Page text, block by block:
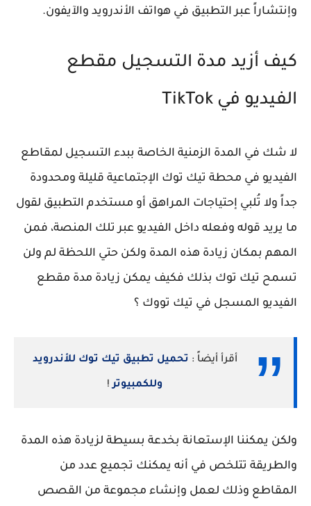
وإنتشاراً عبر التطبيق في هواتف الأندرويد والآيفون.
كيف أزيد مدة التسجيل مقطع
الفيديو في TikTok
لا شك في المدة الزمنية الخاصة ببدء التسجيل لمقاطع
الفيديو في محطة تيك توك الإجتماعية قليلة ومحدودة
جداً ولا تُلبي إحتياجات المراهق أو مستخدم التطبيق لقول
ما يريد قوله وفعله داخل الفيديو عبر تلك المنصة، فمن
المهم بمكان زيادة هذه المدة ولكن حتي اللحظة لم ولن
تسمح تيك توك بذلك فكيف يمكن زيادة مدة مقطع
الفيديو المسجل في تيك تووك ؟
أقرأ أيضاً : تحميل تطبيق تيك توك للأندرويد
وللكمبيوتر!
ولكن يمكننا الإستعانة بخدعة بسيطة لزيادة هذه المدة
والطريقة تتلخص في أنه يمكنك تجميع عدد من
المقاطع وذلك لعمل وإنشاء مجموعة من القصص